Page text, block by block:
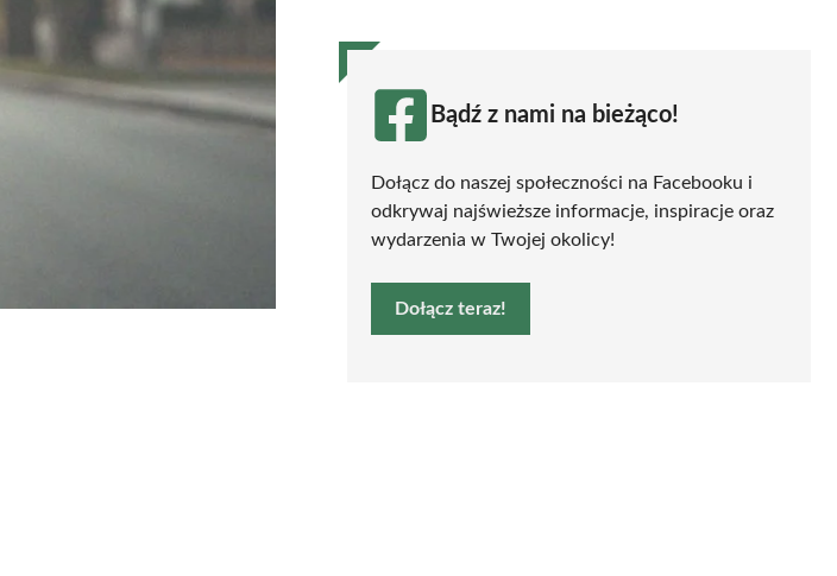
Bądź z nami na bieżąco!
Dołącz do naszej społeczności na Facebooku i
odkrywaj najświeższe informacje, inspiracje oraz
wydarzenia w Twojej okolicy!
Dołącz teraz!